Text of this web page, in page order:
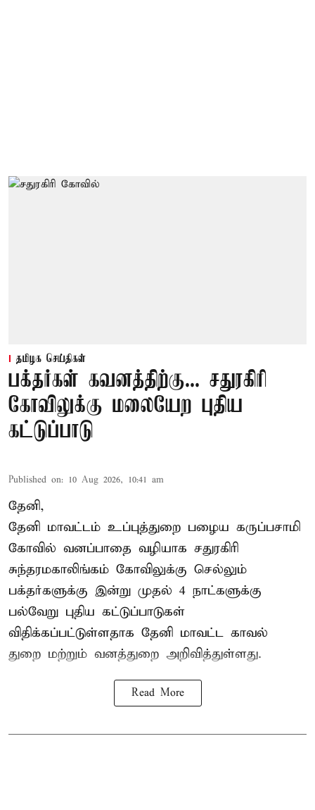
தமிழக செய்திகள்
பக்தர்கள் கவனத்திற்கு... சதுரகிரி
கோவிலுக்கு மலையேற புதிய
கட்டுப்பாடு
Published on: 10 Aug 2026, 10:41 am
தேனி,
தேனி மாவட்டம் உப்புத்துறை பழைய கருப்பசாமி
கோவில் வனப்பாதை வழியாக சதுரகிரி
சுந்தரமகாலிங்கம் கோவிலுக்கு செல்லும்
பக்தர்களுக்கு இன்று முதல் 4 நாட்களுக்கு
பல்வேறு புதிய கட்டுப்பாடுகள்
விதிக்கப்பட்டுள்ளதாக தேனி மாவட்ட காவல்
துறை மற்றும் வனத்துறை அறிவித்துள்ளது.
Read More